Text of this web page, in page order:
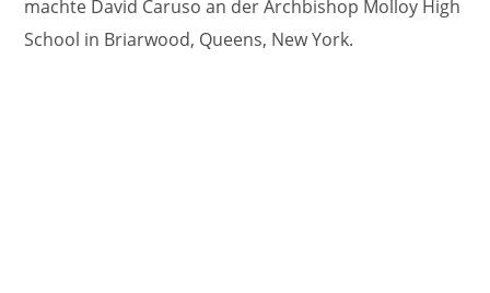
machte David Caruso an der Archbishop Molloy High
School in Briarwood, Queens, New York.